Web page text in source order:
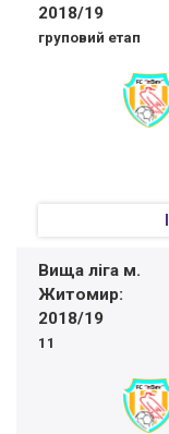
2018/19
груповий етап
Вища ліга м.
Житомир:
2018/19
11